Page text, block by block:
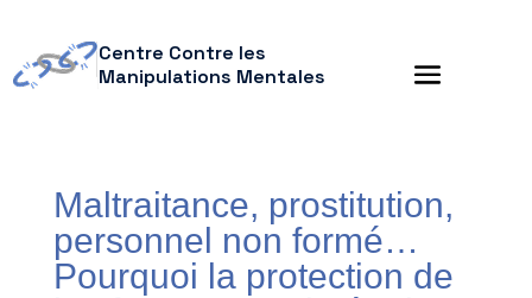
Centre Contre les
Manipulations Mentales
Maltraitance, prostitution,
personnel non formé…
Pourquoi la protection de